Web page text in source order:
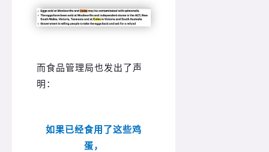
而食品管理局也发出了声
明：
如果已经食用了这些鸡
蛋，